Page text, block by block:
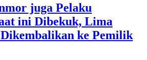
juga Pelaku
ini Dibekuk, Lima
ke Pemilik